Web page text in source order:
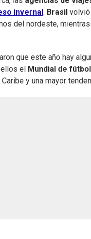
invernal . Brasil
del nordeste, mientras
que este año hay
el
Mundial de fútbol
y una mayor